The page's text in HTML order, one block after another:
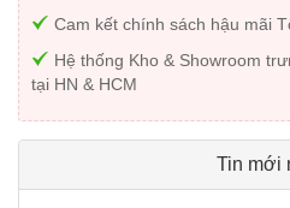
Cam kết chính sách hậu mãi
Hệ thống Kho & Showroom
tại HN & HCM
Tin mới